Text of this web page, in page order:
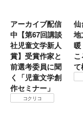
アーカイブ配信
中【第67回講談
社児童文学新人
賞】受賞作家と
前選考委員に聞
く「児童文学創
作セミナー」
コクリコ
仙
地
て